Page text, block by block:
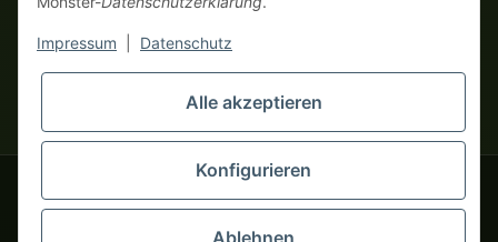
BGB), keine Privatkunden (§ 13 BGB).
Preise in Fremdwährungen dienen der Orientierung und basieren
auf dem aktuellen Wechselkurs. Verbindliche
© 2020-2026 tapemonster - Alle Rechte vorbehalten. Design by
Impressum Datenschutz
Alle akzeptieren
Konfigurieren
Hallo und herzlich
willkommen bei
tapemonster.de Flüstere mir
dein Problem zu – ich klebe